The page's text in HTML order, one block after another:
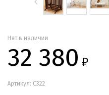
Нет в наличии
32 380 ₽
Артикул: С322